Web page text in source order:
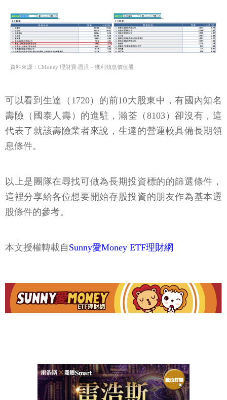
資料來源：CMoney 理財寶‧恩汎－獲利領息價值股
可以看到生達（1720）的前10大股東中，有國內知名
壽險（國泰人壽）的進駐，瀚荃（8103）卻沒有，這
代表了就該壽險業者來說，生達的營運較具備長期領
息條件。
以上是團隊在尋找可做為長期投資標的的篩選條件，
這裡分享給各位想要開始存股投資的朋友作為基本選
股條件的參考。
本文授權轉載自 Sunny愛Money ETF理財網